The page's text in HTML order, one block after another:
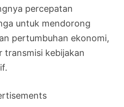
percepatan
untuk mendorong
pertumbuhan ekonomi,
transmisi kebijakan